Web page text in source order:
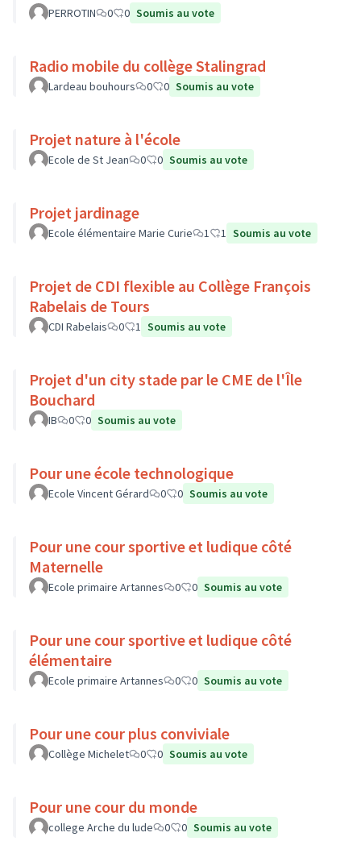
PERROTIN 0 0 Soumis au vote
Radio mobile du collège Stalingrad
Lardeau bouhours 0 0 Soumis au vote
Projet nature à l'école
Ecole de St Jean 0 0 Soumis au vote
Projet jardinage
Ecole élémentaire Marie Curie 1 1 Soumis au vote
Projet de CDI flexible au Collège François
Rabelais de Tours
CDI Rabelais 0 1 Soumis au vote
Projet d'un city stade par le CME de l'Île
Bouchard
IB 0 0 Soumis au vote
Pour une école technologique
Ecole Vincent Gérard 0 0 Soumis au vote
Pour une cour sportive et ludique côté
Maternelle
Ecole primaire Artannes 0 0 Soumis au vote
Pour une cour sportive et ludique côté
élémentaire
Ecole primaire Artannes 0 0 Soumis au vote
Pour une cour plus conviviale
Collège Michelet 0 0 Soumis au vote
Pour une cour du monde
college Arche du lude 0 0 Soumis au vote